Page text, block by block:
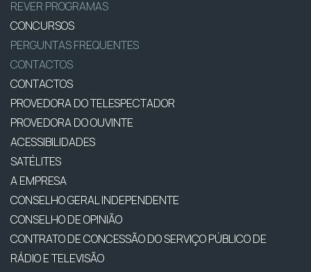
REVER PROGRAMAS
CONCURSOS
PERGUNTAS FREQUENTES
CONTACTOS
CONTACTOS
PROVEDORA DO TELESPECTADOR
PROVEDORA DO OUVINTE
ACESSIBILIDADES
SATÉLITES
A EMPRESA
CONSELHO GERAL INDEPENDENTE
CONSELHO DE OPINIÃO
CONTRATO DE CONCESSÃO DO SERVIÇO PÚBLICO DE
RÁDIO E TELEVISÃO